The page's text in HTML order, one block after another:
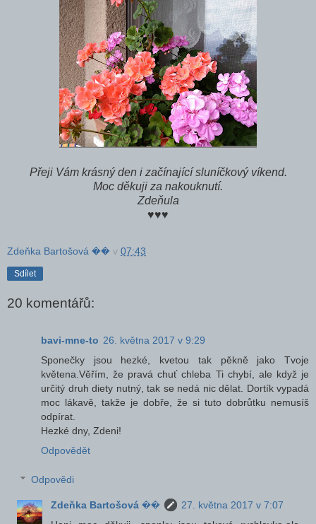
Přeji Vám krásný den i začínající sluníčkový víkend.
Moc děkuji za nakouknutí.
Zdeňula
♥♥♥
Zdeňka Bartošová �� v 07:43
Sdílet
20 komentářů:
bavi-mne-to 26. května 2017 v 9:29
Sponečky jsou hezké, kvetou tak pěkně jako Tvoje
květena.Věřím, že pravá chuť chleba Ti chybí, ale když je
určitý druh diety nutný, tak se nedá nic dělat. Dortík vypadá
moc lákavě, takže je dobře, že si tuto dobrůtku nemusíš
odpírat.
Hezké dny, Zdeni!
Odpovědět
Odpovědi
Zdeňka Bartošová ��
27. května 2017 v 7:07